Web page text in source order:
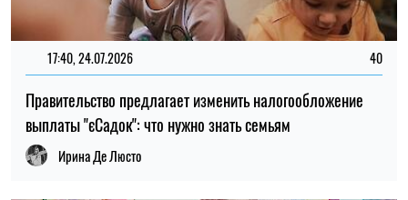
17:40, 24.07.2026 40
Правительство предлагает изменить налогообложение
выплаты "єСадок": что нужно знать семьям
Ирина Де Люсто